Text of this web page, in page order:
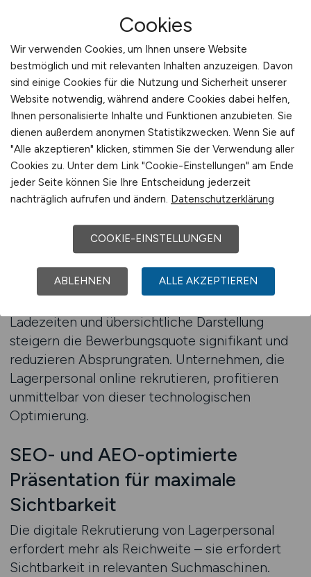
Reichweite und
Bewerbungsbereitschaft
Die Mehrheit der Bewerber sucht Logistikjobs
heute über mobile Endgeräte. Die mobile
Optimierung von Stellenanzeigen ist daher
unverzichtbar. LOGISTIKPLATZ.DE ist
konsequent auf mobile Nutzung ausgelegt,
bietet eine intuitive Navigation und kurze
Ladezeiten. Dadurch können Interessenten
Stellenangebote Logistik sofort erfassen und
Bewerbungen unkompliziert einreichen.
Diese mobile First Ausrichtung ist besonders
relevant im Lagerbereich, wo viele Kandidaten
aktiv sind und die Jobsuche flexibel in kurzen
Ladezeiten und übersichtliche Darstellung
steigern die Bewerbungsquote signifikant und
reduzieren Absprungraten. Unternehmen, die
Lagerpersonal online rekrutieren, profitieren
unmittelbar von dieser technologischen
Optimierung.
SEO- und AEO-optimierte
Präsentation für maximale
Sichtbarkeit
Die digitale Rekrutierung von Lagerpersonal
erfordert mehr als Reichweite – sie erfordert
Sichtbarkeit in relevanten Suchmaschinen.
Cookies
Wir verwenden Cookies, um Ihnen unsere Website
bestmöglich und mit relevanten Inhalten anzuzeigen. Davon
sind einige Cookies für die Nutzung und Sicherheit unserer
Website notwendig, während andere Cookies dabei helfen,
Ihnen personalisierte Inhalte und Funktionen anzubieten. Sie
dienen außerdem anonymen Statistikzwecken. Wenn Sie auf
"Alle akzeptieren" klicken, stimmen Sie der Verwendung aller
Cookies zu. Unter dem Link "Cookie-Einstellungen" am Ende
jeder Seite können Sie Ihre Entscheidung jederzeit
nachträglich aufrufen und ändern. Datenschutzerklärung
COOKIE-EINSTELLUNGEN
ABLEHNEN ALLE AKZEPTIEREN